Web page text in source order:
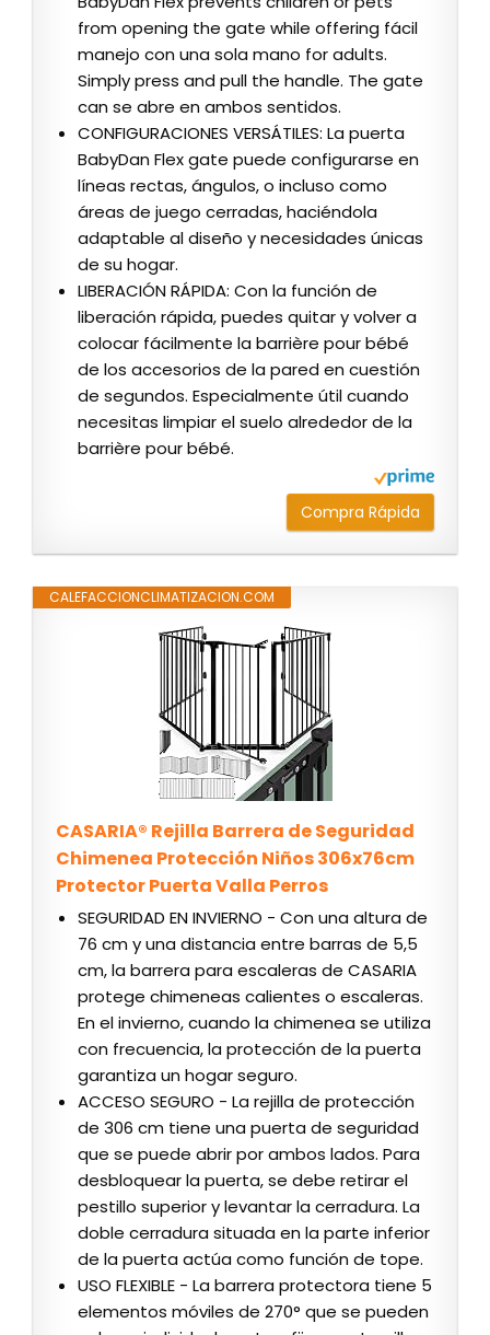
from opening the gate while offering fácil
manejo con una sola mano for adults.
Simply press and pull the handle. The gate
can se abre en ambos sentidos.
CONFIGURACIONES VERSÁTILES: La puerta
BabyDan Flex gate puede configurarse en
líneas rectas, ángulos, o incluso como
áreas de juego cerradas, haciéndola
adaptable al diseño y necesidades únicas
de su hogar.
LIBERACIÓN RÁPIDA: Con la función de
liberación rápida, puedes quitar y volver a
colocar fácilmente la barrière pour bébé
de los accesorios de la pared en cuestión
de segundos. Especialmente útil cuando
necesitas limpiar el suelo alrededor de la
barrière pour bébé.
Compra Rápida
CALEFACCIONCLIMATIZACION.COM
CASARIA® Rejilla Barrera de Seguridad
Chimenea Protección Niños 306x76cm
Protector Puerta Valla Perros
SEGURIDAD EN INVIERNO - Con una altura de
76 cm y una distancia entre barras de 5,5
cm, la barrera para escaleras de CASARIA
protege chimeneas calientes o escaleras.
En el invierno, cuando la chimenea se utiliza
con frecuencia, la protección de la puerta
garantiza un hogar seguro.
ACCESO SEGURO - La rejilla de protección
de 306 cm tiene una puerta de seguridad
que se puede abrir por ambos lados. Para
desbloquear la puerta, se debe retirar el
pestillo superior y levantar la cerradura. La
doble cerradura situada en la parte inferior
de la puerta actúa como función de tope.
USO FLEXIBLE - La barrera protectora tiene 5
elementos móviles de 270° que se pueden